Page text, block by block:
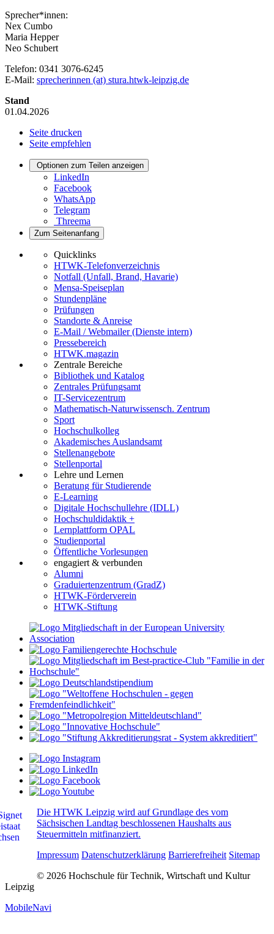
Sprecher*innen:
Nex Cumbo
Maria Hepper
Neo Schubert
Telefon: 0341 3076-6245
E-Mail: sprecherinnen (at) stura.htwk-leipzig.de
Stand
01.04.2026
Seite drucken
Seite empfehlen
Optionen zum Teilen anzeigen
LinkedIn
Facebook
WhatsApp
Telegram
Threema
Zum Seitenanfang
Quicklinks
HTWK-Telefonverzeichnis
Notfall (Unfall, Brand, Havarie)
Mensa-Speiseplan
Stundenpläne
Prüfungen
Standorte & Anreise
E-Mail / Webmailer (Dienste intern)
Pressebereich
HTWK.magazin
Zentrale Bereiche
Bibliothek und Katalog
Zentrales Prüfungsamt
IT-Servicezentrum
Mathematisch-Naturwissensch. Zentrum
Sport
Hochschulkolleg
Akademisches Auslandsamt
Stellenangebote
Stellenportal
Lehre und Lernen
Beratung für Studierende
E-Learning
Digitale Hochschullehre (IDLL)
Hochschuldidaktik +
Lernplattform OPAL
Studienportal
Öffentliche Vorlesungen
engagiert & verbunden
Alumni
Graduiertenzentrum (GradZ)
HTWK-Förderverein
HTWK-Stiftung
Die HTWK Leipzig wird auf Grundlage des vom
Sächsischen Landtag beschlossenen Haushalts aus
Steuermitteln mitfinanziert.
Impressum Datenschutzerklärung Barrierefreiheit Sitemap
© 2026 Hochschule für Technik, Wirtschaft und Kultur
Leipzig
MobileNavi